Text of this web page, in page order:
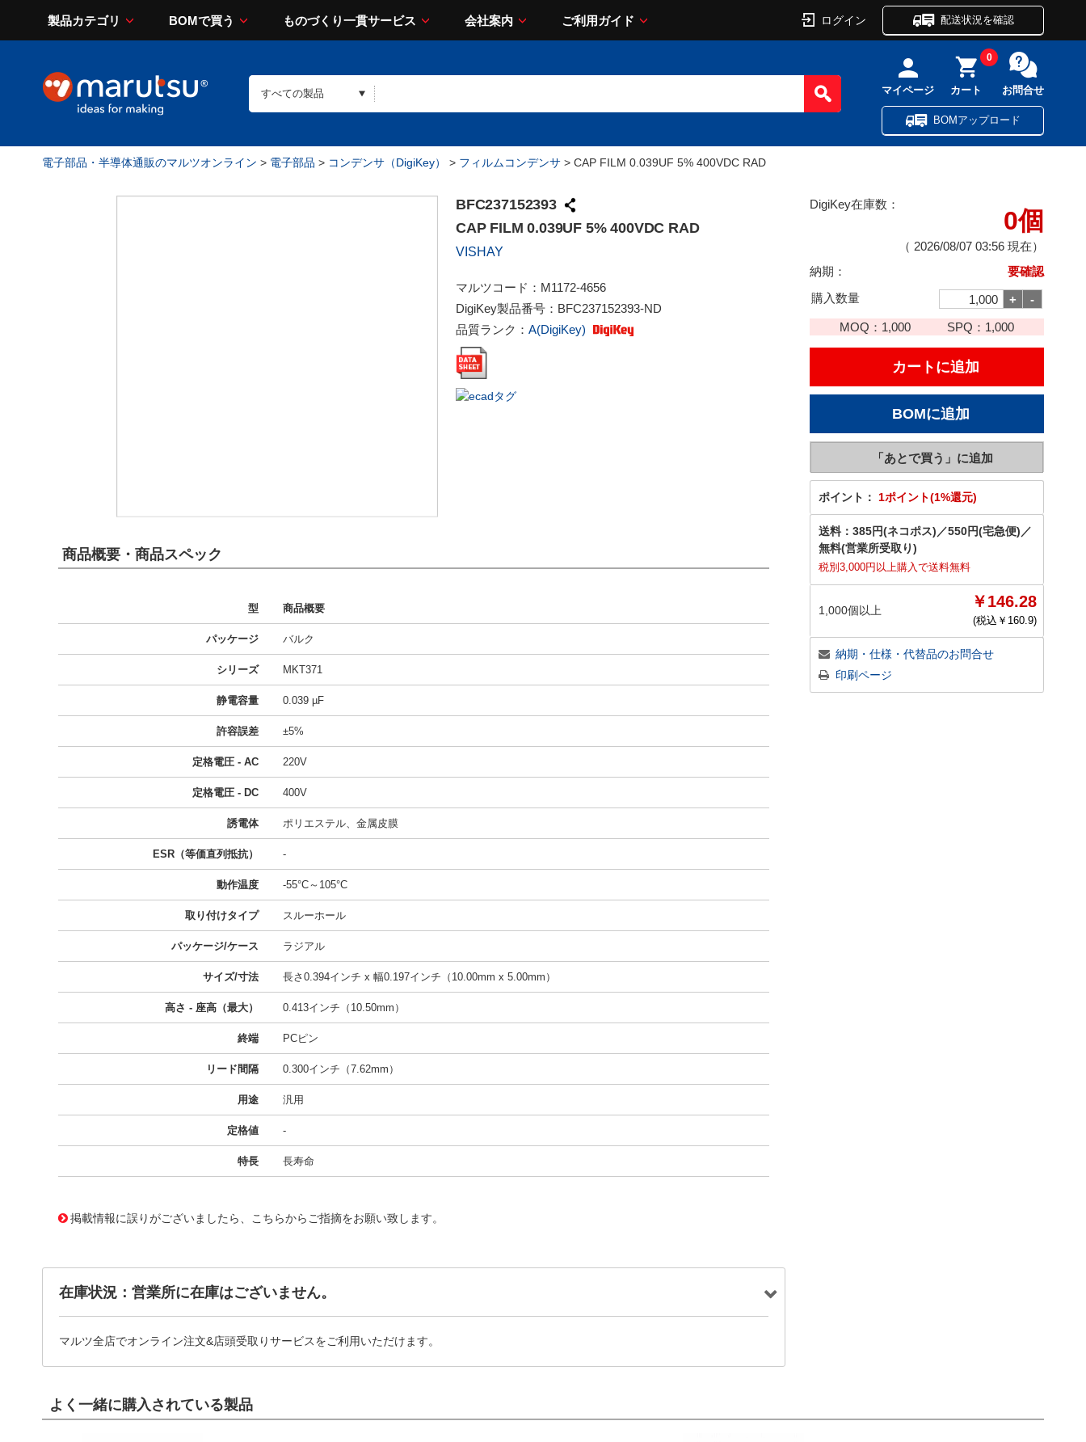
製品カテゴリ BOMで買う ものづくり一貫サービス 会社案内 ご利用ガイド ログイン 配送状況を確認
マイページ カート
0
お問合せ
BOMアップロード
電子部品・半導体通販のマルツオンライン > 電子部品 > コンデンサ（DigiKey） > フィルムコンデンサ > CAP FILM 0.039UF 5% 400VDC RAD
BFC237152393
CAP FILM 0.039UF 5% 400VDC RAD
VISHAY
マルツコード： M1172-4656
DigiKey製品番号： BFC237152393-ND
品質ランク： A(DigiKey)
DigiKey在庫数：
0個
（ 2026/08/07 03:56 現在）
納期：
要確認
購入数量
MOQ： 1,000 SPQ： 1,000
ポイント： 1ポイント(1%還元)
送料： 385円(ネコポス) ／550円(宅急便) ／
無料(営業所受取り)
税別3,000円以上購入で送料無料
1,000個以上 ￥146.28
(税込￥ 160.9)
納期・仕様・代替品のお問合せ
印刷ページ
商品概要・商品スペック
型 商品概要
パッケージ バルク
シリーズ MKT371
静電容量 0.039 µF
許容誤差 ±5%
定格電圧 - AC 220V
定格電圧 - DC 400V
誘電体 ポリエステル、金属皮膜
ESR（等価直列抵抗） -
動作温度 -55°C～105°C
取り付けタイプ スルーホール
パッケージ/ケース ラジアル
サイズ/寸法 長さ0.394インチ x 幅0.197インチ（10.00mm x 5.00mm）
高さ - 座高（最大） 0.413インチ（10.50mm）
終端 PCピン
リード間隔 0.300インチ（7.62mm）
用途 汎用
定格値 -
特長 長寿命
掲載情報に誤りがございましたら、こちらからご指摘をお願い致します。
在庫状況：営業所に在庫はございません。
マルツ全店でオンライン注文&店頭受取りサービスをご利用いただけます。
よく一緒に購入されている製品